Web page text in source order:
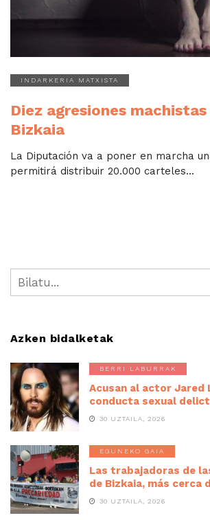
INDARKERIA MATXISTA
Diez agresiones
Bizkaia
La Diputación va a poner en marcha
permitirá distribuir 20.000 carteles...
Azken bidalketak
BERRI LABURRAK
Acusan al actor Jared
conducta sexual
30 UZTAILA, 2026
EGUNEKO GAIA
Las trabajadoras de
de Bizkaia, más cerca
30 UZTAILA, 2026